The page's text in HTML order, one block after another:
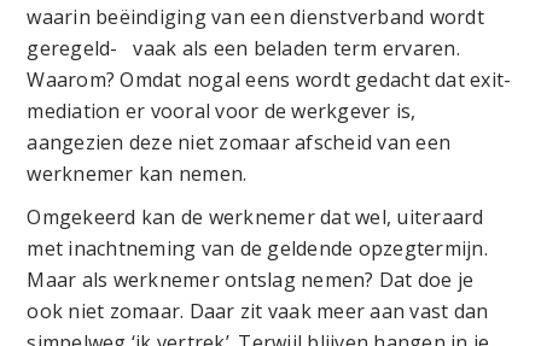
waarin beëindiging van een dienstverband wordt
geregeld- vaak als een beladen term ervaren.
Waarom? Omdat nogal eens wordt gedacht dat exit-
mediation er vooral voor de werkgever is,
aangezien deze niet zomaar afscheid van een
werknemer kan nemen.
Omgekeerd kan de werknemer dat wel, uiteraard
met inachtneming van de geldende opzegtermijn.
Maar als werknemer ontslag nemen? Dat doe je
ook niet zomaar. Daar zit vaak meer aan vast dan